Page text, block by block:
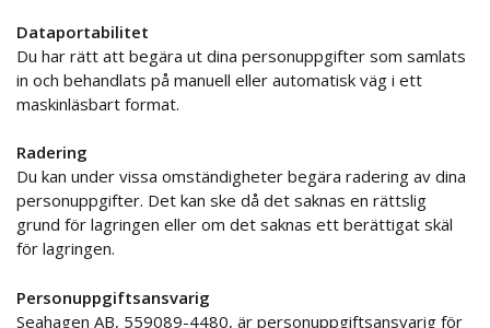
Dataportabilitet
Du har rätt att begära ut dina personuppgifter som samlats
in och behandlats på manuell eller automatisk väg i ett
maskinläsbart format.
Radering
Du kan under vissa omständigheter begära radering av dina
personuppgifter. Det kan ske då det saknas en rättslig
grund för lagringen eller om det saknas ett berättigat skäl
för lagringen.
Personuppgiftsansvarig
Seahagen AB, 559089-4480, är personuppgiftsansvarig för